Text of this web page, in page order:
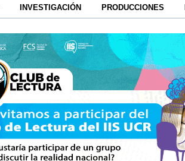
INVESTIGACIÓN PRODUCCIONES